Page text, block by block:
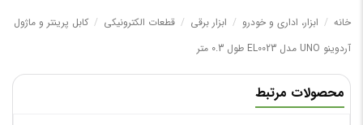
خانه / ابزار، اداری و خودرو / ابزار برقی / قطعات الکترونیکی / کابل پرینتر و ماژول
آردوینو UNO مدل EL0023 طول 0.3 متر
محصولات مرتبط